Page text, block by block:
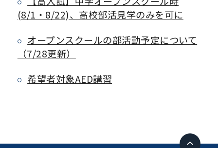
(8/1・8/22)、高校部活見学のみを可に
オープンスクールの部活動予定について
（7/28更新）
希望者対象AED講習